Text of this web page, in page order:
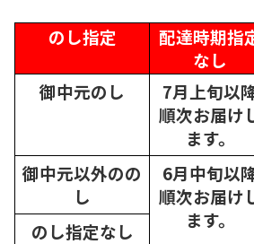
のし指定
配達時期指
なし
御中元のし
7月上旬以
順次お届け
ます。
御中元以外のの
し
6月中旬以
順次お届け
ます。
のし指定なし